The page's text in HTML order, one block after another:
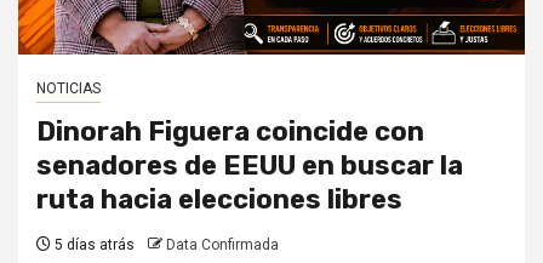
NOTICIAS
Dinorah Figuera coincide con
senadores de EEUU en buscar la
ruta hacia elecciones libres
5 días atrás Data Confirmada